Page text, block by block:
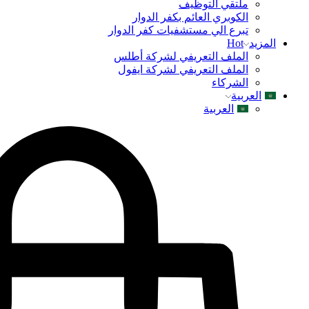
ملتقي التوظيف
الكوبري العائم بكفر الدوار
تبرع الي مستشفيات كفر الدوار
المزيد Hot
الملف التعريفي لشركة أطلس
الملف التعريفي لشركة ايفول
الشركاء
العربية
العربية